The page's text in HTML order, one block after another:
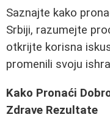
Saznajte kako
Srbiji, razumejte
otkrijte korisna
promenili svoju
Kako Pronaći
Zdrave Rezultate